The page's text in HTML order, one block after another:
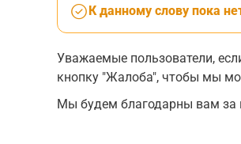
К данному слову пока
Уважаемые пользователи,
кнопку "Жалоба", чтобы мы
Мы будем благодарны вам за